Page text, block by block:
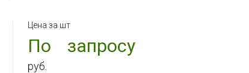
Цена за шт
По запросу
руб.